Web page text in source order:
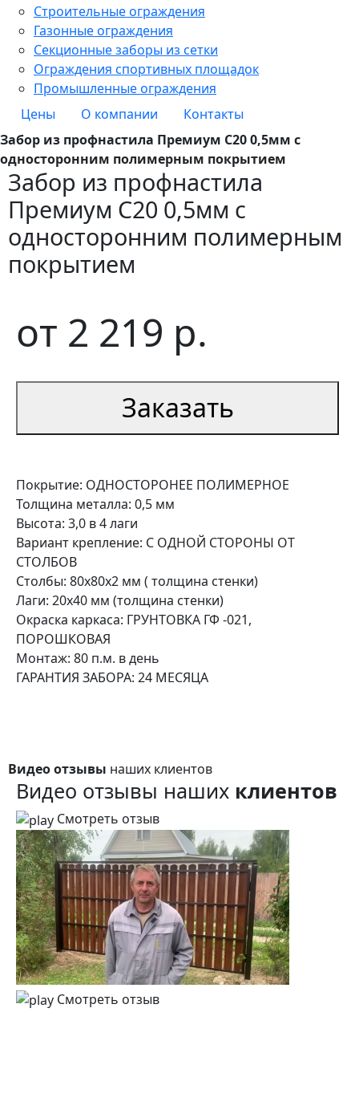
Строительные ограждения
Газонные ограждения
Секционные заборы из сетки
Ограждения спортивных площадок
Промышленные ограждения
Цены
О компании
Контакты
Забор из профнастила Премиум С20 0,5мм с
односторонним полимерным покрытием
Забор из профнастила
Премиум С20 0,5мм с
односторонним полимерным
покрытием
от 2 219 р.
Заказать
Покрытие: ОДНОСТОРОНЕЕ ПОЛИМЕРНОЕ
Толщина металла: 0,5 мм
Высота: 3,0 в 4 лаги
Вариант крепление: С ОДНОЙ СТОРОНЫ ОТ
СТОЛБОВ
Столбы: 80х80х2 мм ( толщина стенки)
Лаги: 20х40 мм (толщина стенки)
Окраска каркаса: ГРУНТОВКА ГФ -021,
ПОРОШКОВАЯ
Монтаж: 80 п.м. в день
ГАРАНТИЯ ЗАБОРА: 24 МЕСЯЦА
Видео отзывы наших клиентов
Видео отзывы наших клиентов
Смотреть отзыв
Смотреть отзыв